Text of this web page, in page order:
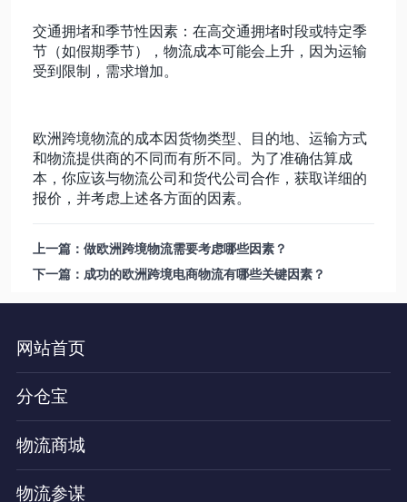
交通拥堵和季节性因素：在高交通拥堵时段或特定季
节（如假期季节），物流成本可能会上升，因为运输
受到限制，需求增加。
欧洲跨境物流的成本因货物类型、目的地、运输方式
和物流提供商的不同而有所不同。为了准确估算成
本，你应该与物流公司和货代公司合作，获取详细的
报价，并考虑上述各方面的因素。
上一篇：做欧洲跨境物流需要考虑哪些因素？
下一篇：成功的欧洲跨境电商物流有哪些关键因素？
网站首页
分仓宝
物流商城
物流参谋